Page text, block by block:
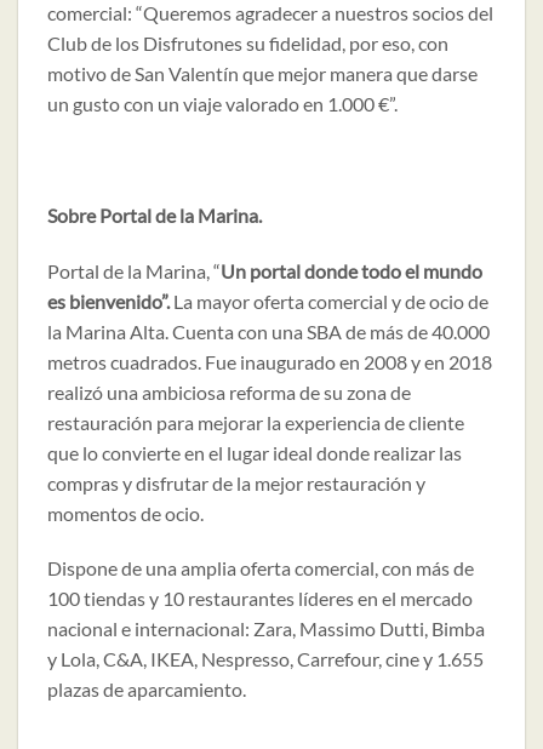
comercial: “Queremos agradecer a nuestros socios del
Club de los Disfrutones su fidelidad, por eso, con
motivo de San Valentín que mejor manera que darse
un gusto con un viaje valorado en 1.000 €”.
Sobre Portal de la Marina.
Portal de la Marina, “Un portal donde todo el mundo
es bienvenido”. La mayor oferta comercial y de ocio de
la Marina Alta. Cuenta con una SBA de más de 40.000
metros cuadrados. Fue inaugurado en 2008 y en 2018
realizó una ambiciosa reforma de su zona de
restauración para mejorar la experiencia de cliente
que lo convierte en el lugar ideal donde realizar las
compras y disfrutar de la mejor restauración y
momentos de ocio.
Dispone de una amplia oferta comercial, con más de
100 tiendas y 10 restaurantes líderes en el mercado
nacional e internacional: Zara, Massimo Dutti, Bimba
y Lola, C&A, IKEA, Nespresso, Carrefour, cine y 1.655
plazas de aparcamiento.